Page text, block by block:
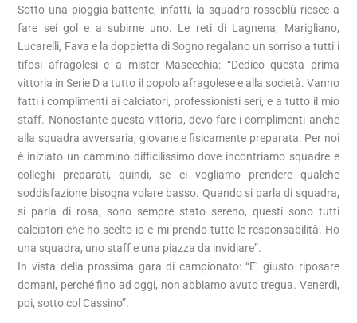
Sotto una pioggia battente, infatti, la squadra rossoblù riesce a
fare sei gol e a subirne uno. Le reti di Lagnena, Marigliano,
Lucarelli, Fava e la doppietta di Sogno regalano un sorriso a tutti i
tifosi afragolesi e a mister Masecchia: “Dedico questa prima
vittoria in Serie D a tutto il popolo afragolese e alla società. Vanno
fatti i complimenti ai calciatori, professionisti seri, e a tutto il mio
staff. Nonostante questa vittoria, devo fare i complimenti anche
alla squadra avversaria, giovane e fisicamente preparata. Per noi
è iniziato un cammino difficilissimo dove incontriamo squadre e
colleghi preparati, quindi, se ci vogliamo prendere qualche
soddisfazione bisogna volare basso. Quando si parla di squadra,
si parla di rosa, sono sempre stato sereno, questi sono tutti
calciatori che ho scelto io e mi prendo tutte le responsabilità. Ho
una squadra, uno staff e una piazza da invidiare”.
In vista della prossima gara di campionato: “E’ giusto riposare
domani, perché fino ad oggi, non abbiamo avuto tregua. Venerdì,
poi, sotto col Cassino”.